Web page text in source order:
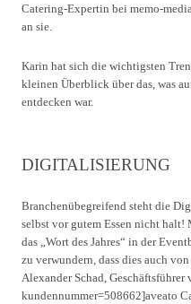
Catering-Expertin bei memo-
an sie.
Karin hat sich die wichtigsten
kleinen Überblick über das, was
entdecken war.
DIGITALISIERUNG
Branchenübegreifend steht die
selbst vor gutem Essen nicht halt!
das „Wort des Jahres“ in der
zu verwundern, dass dies auch
Alexander Schad, Geschäftsführer
kundennummer=508662]aveato